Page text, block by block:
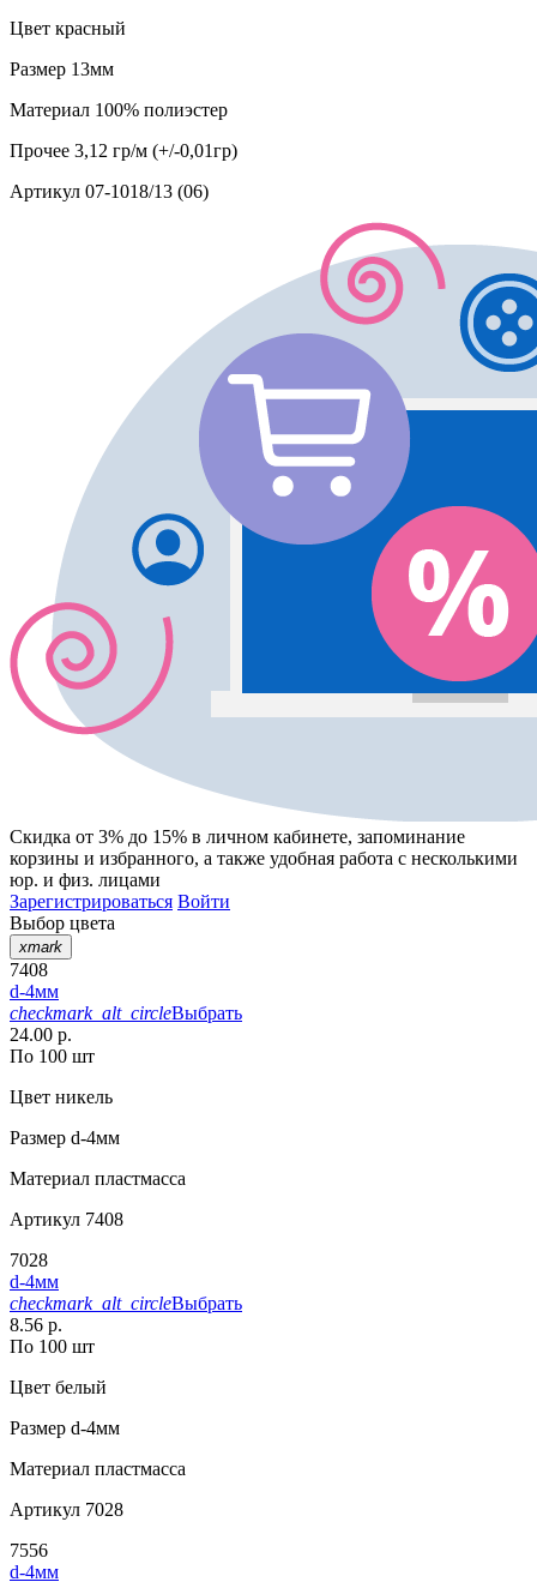
Цвет красный
Размер 13мм
Материал 100% полиэстер
Прочее 3,12 гр/м (+/-0,01гр)
Артикул 07-1018/13 (06)
Скидка от 3% до 15% в личном кабинете, запоминание
корзины и избранного, а также удобная работа с несколькими
юр. и физ. лицами
Зарегистрироваться Войти
Выбор цвета
xmark
7408
d-4мм
checkmark_alt_circleВыбрать
24.00 р.
По 100 шт
Цвет никель
Размер d-4мм
Материал пластмасса
Артикул 7408
7028
d-4мм
checkmark_alt_circleВыбрать
8.56 р.
По 100 шт
Цвет белый
Размер d-4мм
Материал пластмасса
Артикул 7028
7556
d-4мм